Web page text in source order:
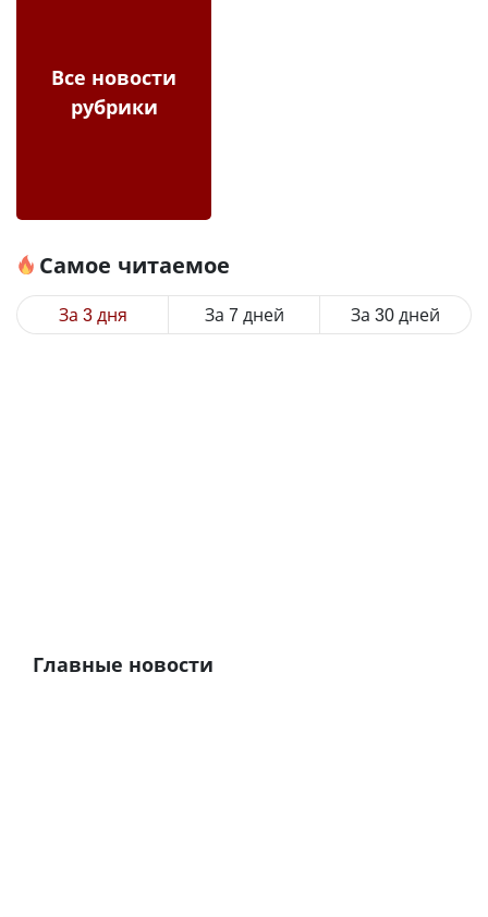
Все новости
рубрики
Самое читаемое
За 3 дня За 7 дней За 30 дней
Главные новости